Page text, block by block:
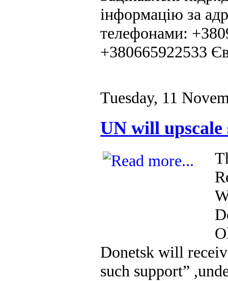
інформацію за
телефонами:
+380665922533
Tuesday, 11
UN will
Donetsk will
such support”